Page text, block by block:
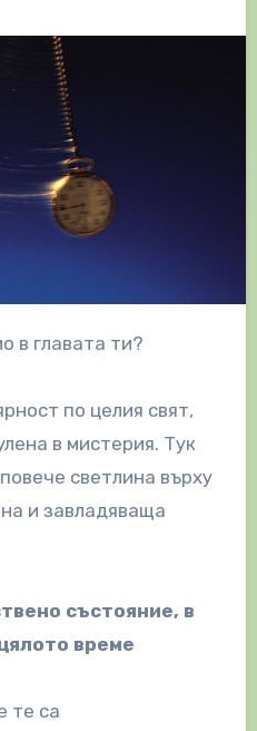
в главата ти?
по целия свят,
в мистерия. Тук
светлина върху
и завладяваща
състояние, в
време
те са